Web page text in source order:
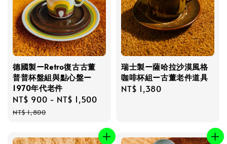
德國製ーRetro復古古董
普普杯盤組與點心盤ー
1970年代老件
Sale
price
NT$ 900 - NT$ 1,500
NT$ 1,800
瑞士製ー薩哈拉沙漠風格
咖啡杯組ー古董老件道具
Regular
NT$ 1,380